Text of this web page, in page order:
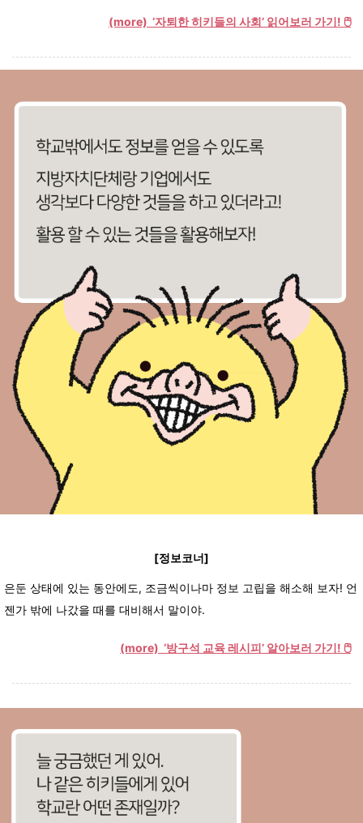
(more) ‘자퇴한 히키들의 사회’ 읽어보러 가기! 🖱️
[정보코너]
은둔 상태에 있는 동안에도, 조금씩이나마 정보 고립을 해소해 보자! 언
젠가 밖에 나갔을 때를 대비해서 말이야.
(more) ‘방구석 교육 레시피’ 알아보러 가기! 🖱️